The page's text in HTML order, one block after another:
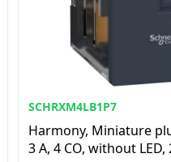
SCHRXM4LB1P7
Harmony, Miniature
3 A, 4 CO, without LED,